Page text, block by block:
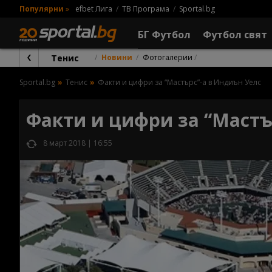
Популярни » efbet Лига ТВ Програма Sportal.bg
БГ Футбол Футбол свят
Тенис Новини Фотогалерии
Sportal.bg Тенис Факти и цифри за “Мастърс”-а в Индиън Уелс
Факти и цифри за
8 март 2018 | 16:55